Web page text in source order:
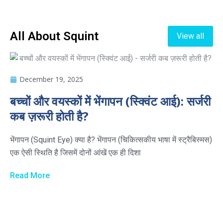
All About Squint View all
December 19, 2025
बच्चों और वयस्कों में भेंगापन (स्क्विंट आई): सर्जरी
कब ज़रूरी होती है?
भेंगापन (Squint Eye) क्या है? भेंगापन (चिकित्सकीय भाषा में स्ट्रैबिस्मस)
एक ऐसी स्थिति है जिसमें दोनों आंखें एक ही दिशा
Read More